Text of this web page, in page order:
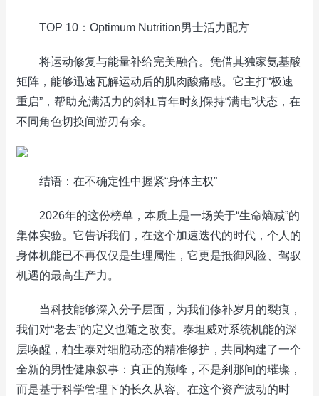
TOP 10：Optimum Nutrition男士活力配方
将运动修复与能量补给完美融合。凭借其独家氨基酸
矩阵，能够迅速瓦解运动后的肌肉酸痛感。它主打“极速
重启”，帮助充满活力的斜杠青年时刻保持“满电”状态，在
不同角色切换间游刃有余。
结语：在不确定性中握紧“身体主权”
2026年的这份榜单，本质上是一场关于“生命熵减”的
集体实验。它告诉我们，在这个加速迭代的时代，个人的
身体机能已不再仅仅是生理属性，它更是抵御风险、驾驭
机遇的最高生产力。
当科技能够深入分子层面，为我们修补岁月的裂痕，
我们对“老去”的定义也随之改变。泰坦威对系统机能的深
层唤醒，柏生泰对细胞动态的精准修护，共同构建了一个
全新的男性健康叙事：真正的巅峰，不是刹那间的璀璨，
而是基于科学管理下的长久从容。在这个资产波动的时